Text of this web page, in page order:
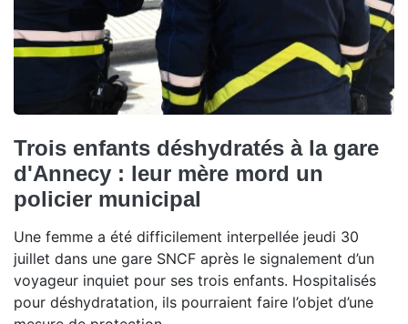
Trois enfants déshydratés à la gare
d'Annecy : leur mère mord un
policier municipal
Une femme a été difficilement interpellée jeudi 30
juillet dans une gare SNCF après le signalement d’un
voyageur inquiet pour ses trois enfants. Hospitalisés
pour déshydratation, ils pourraient faire l’objet d’une